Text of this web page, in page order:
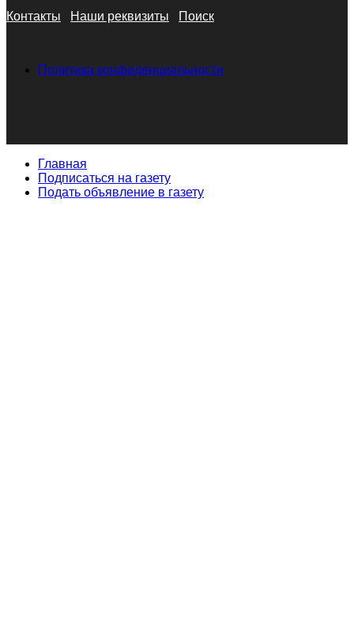
Контакты Наши реквизиты Поиск
Политика конфиденциальности
Главная
Подписаться на газету
Подать объявление в газету